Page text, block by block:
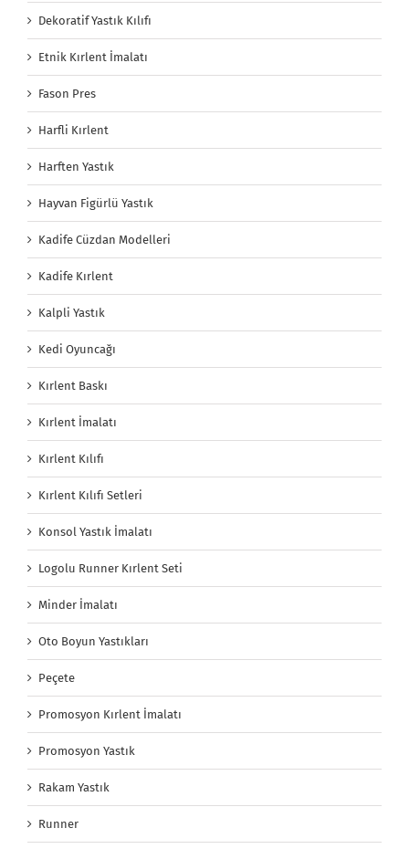
Dekoratif Yastık Kılıfı
Etnik Kırlent İmalatı
Fason Pres
Harfli Kırlent
Harften Yastık
Hayvan Figürlü Yastık
Kadife Cüzdan Modelleri
Kadife Kırlent
Kalpli Yastık
Kedi Oyuncağı
Kırlent Baskı
Kırlent İmalatı
Kırlent Kılıfı
Kırlent Kılıfı Setleri
Konsol Yastık İmalatı
Logolu Runner Kırlent Seti
Minder İmalatı
Oto Boyun Yastıkları
Peçete
Promosyon Kırlent İmalatı
Promosyon Yastık
Rakam Yastık
Runner